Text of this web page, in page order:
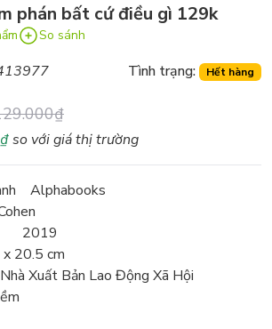
phán bất cứ điều gì 129k
So sánh
Tình trạng: Hết hàng
so với giá thị trường
Alphabooks
2019
20.5 cm
Xuất Bản Lao Động Xã Hội